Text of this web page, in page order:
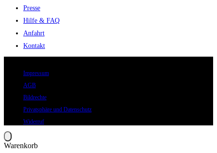
Presse
Hilfe & FAQ
Anfahrt
Kontakt
Impressum
AGB
Bildrechte
Privatsphäre und Datenschutz
Widerruf
Warenkorb